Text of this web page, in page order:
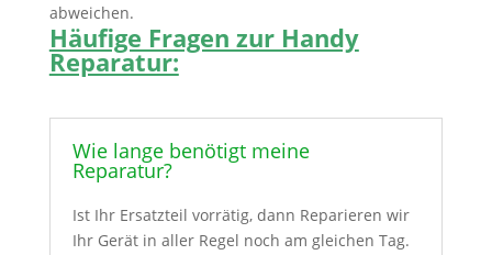
abweichen.
Häufige Fragen zur Handy
Reparatur:
Wie lange benötigt meine
Reparatur?
Ist Ihr Ersatzteil vorrätig, dann Reparieren wir
Ihr Gerät in aller Regel noch am gleichen Tag.